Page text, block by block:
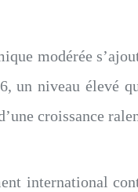
modérée
un niveau élevé
croissance
international